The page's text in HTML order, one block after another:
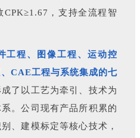
CPK≥1.67，支持全流程智
工程、图像工程、运动控
CAE工程与系统集成的七
成了以工艺为牵引、技术为
。公司现有产品所积累的
、建模标定等核心技术，